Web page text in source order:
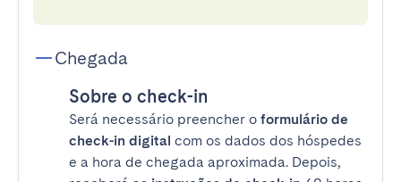
Chegada
Sobre o check-in
Será necessário preencher o formulário de
check-in digital com os dados dos hóspedes
e a hora de chegada aproximada. Depois,